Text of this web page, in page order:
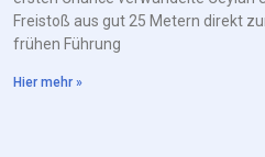
Freistoß aus gut 25 Metern direkt
frühen Führung
Hier mehr »